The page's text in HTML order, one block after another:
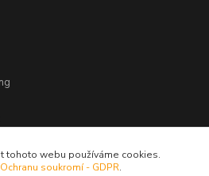
tohoto webu používáme cookies.
Ochranu soukromí - GDPR.